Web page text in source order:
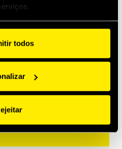
todos
Management
Excavators
and leak-free